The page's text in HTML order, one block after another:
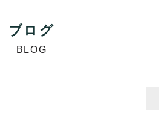
ブログ
BLOG